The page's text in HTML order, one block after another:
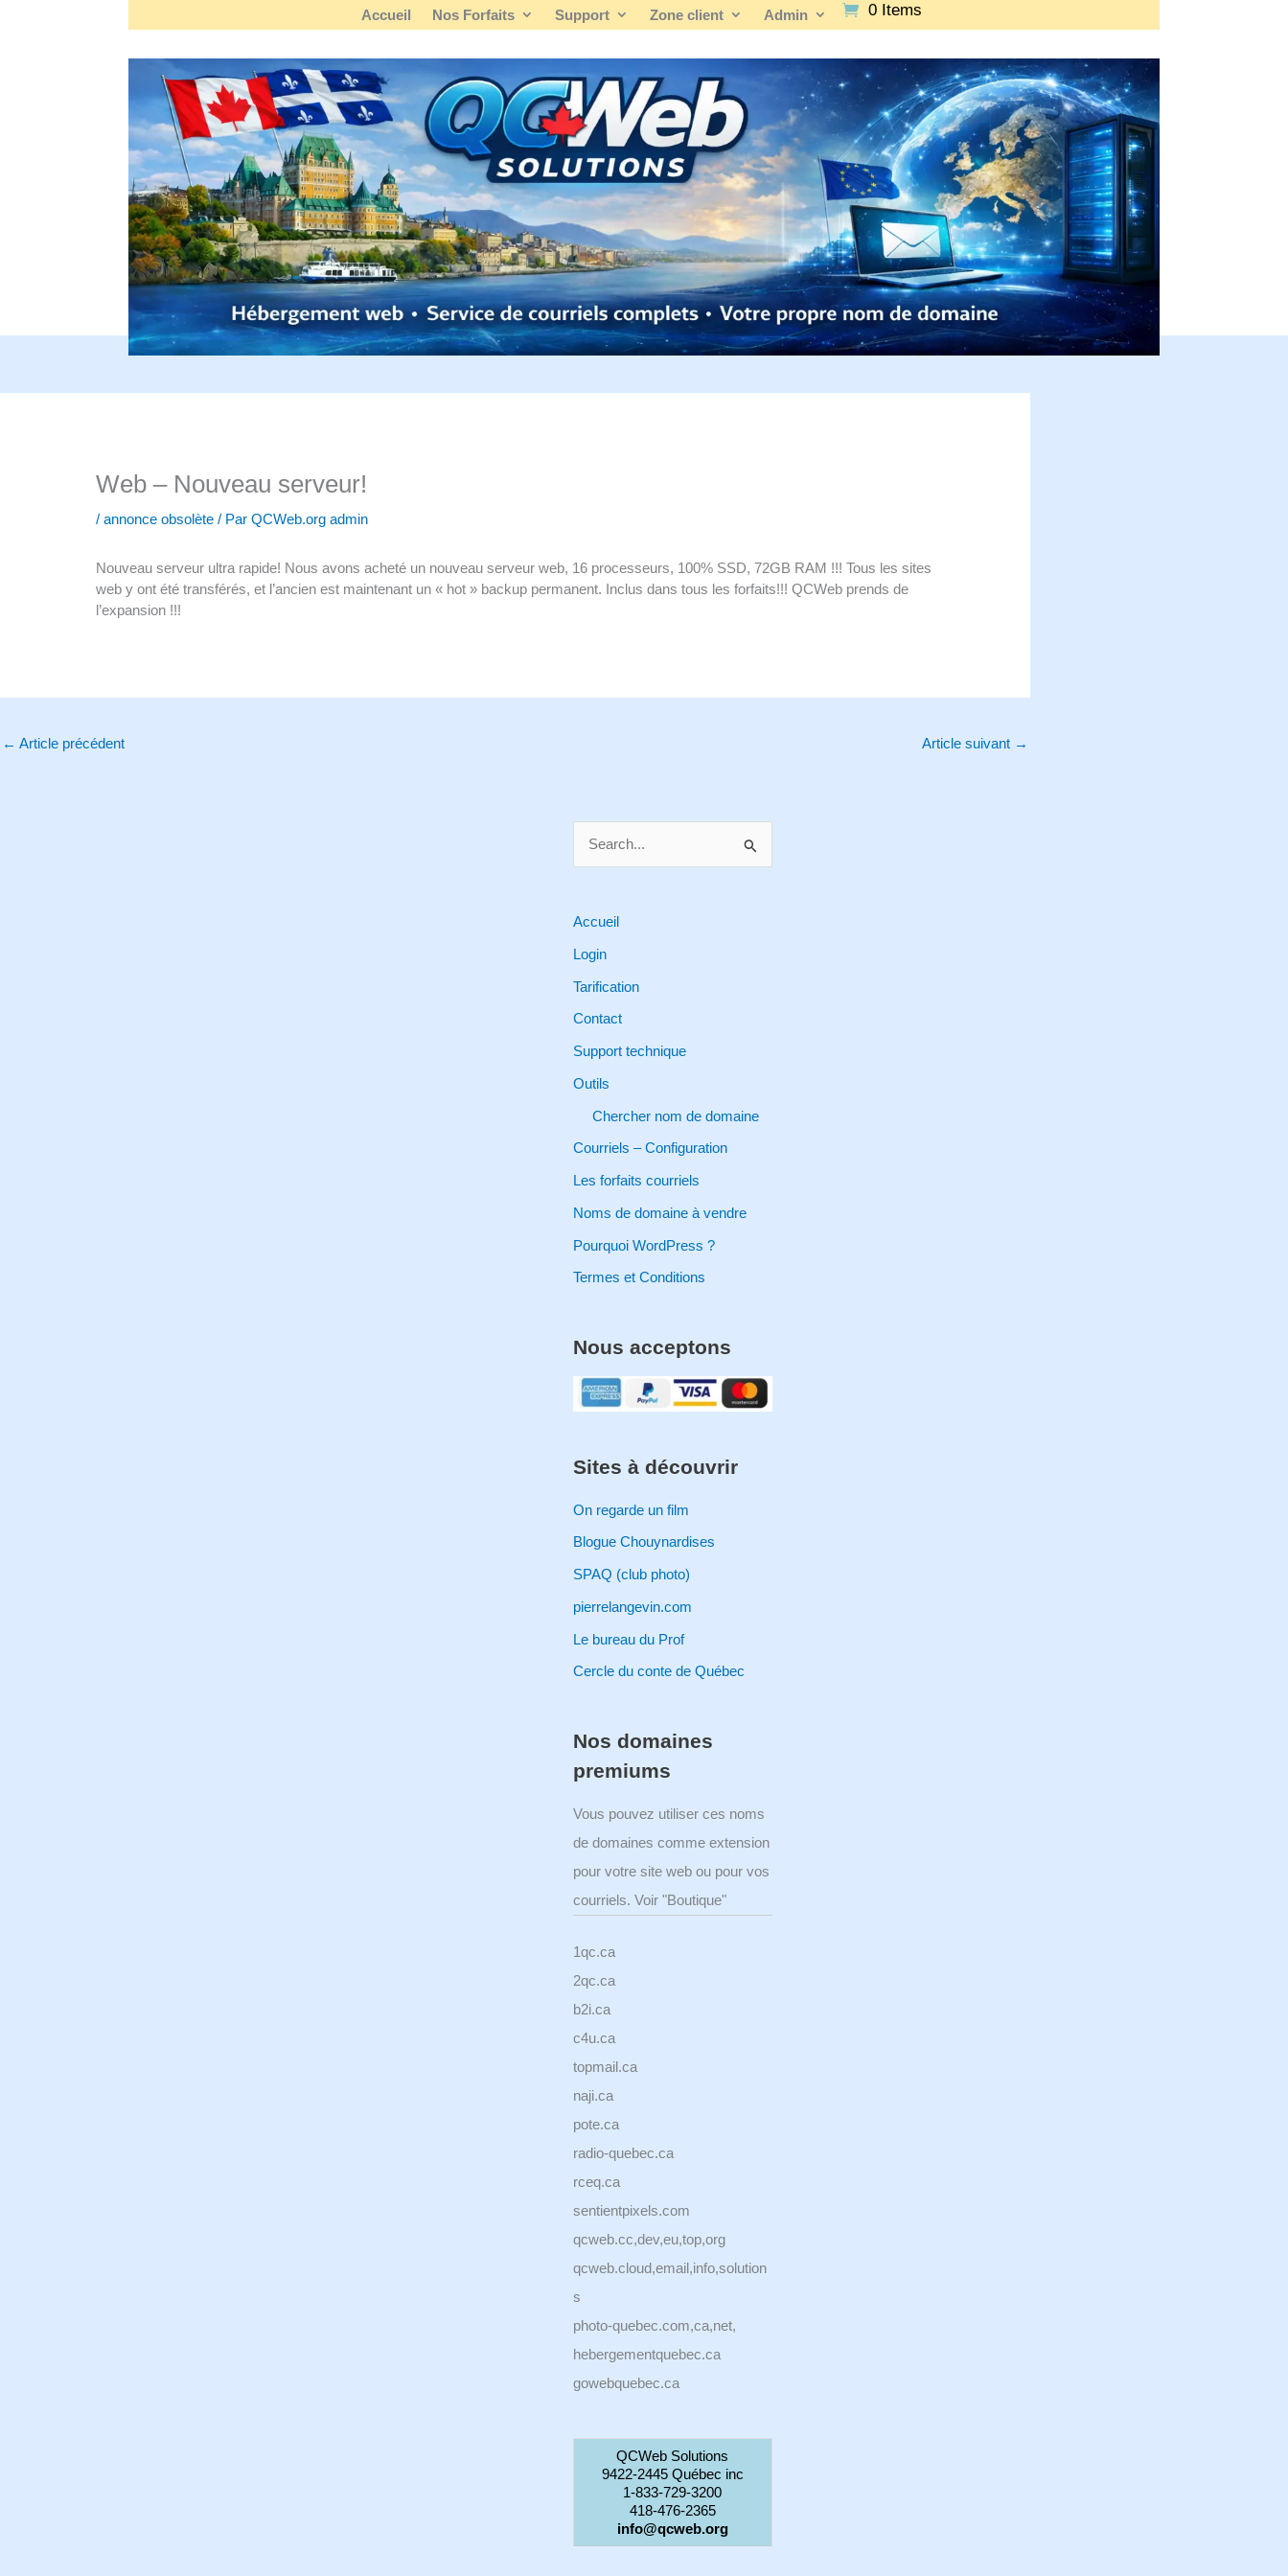
Accueil Nos Forfaits Support Zone client Admin 0 Items
Web – Nouveau serveur!
/annonce obsolète / ParQCWeb.org admin
Nouveau serveur ultra rapide! Nous avons acheté un nouveau serveur web, 16 processeurs, 100% SSD, 72GB RAM !!! Tous les sites
web y ont été transférés, et l’ancien est maintenant un « hot » backup permanent. Inclus dans tous les forfaits!!! QCWeb prends de
l’expansion !!!
← Article précédent Article suivant →
e
r
c
h
:
Accueil
Login
Tarification
Contact
Support technique
Outils
Chercher nom de domaine
Courriels – Configuration
Les forfaits courriels
Noms de domaine à vendre
Pourquoi WordPress ?
Termes et Conditions
Nous acceptons
Sites à découvrir
On regarde un film
Blogue Chouynardises
SPAQ (club photo)
pierrelangevin.com
Le bureau du Prof
Cercle du conte de Québec
Nos domaines
premiums
Vous pouvez utiliser ces noms
de domaines comme extension
pour votre site web ou pour vos
courriels. Voir "Boutique"
1qc.ca
2qc.ca
b2i.ca
c4u.ca
topmail.ca
naji.ca
pote.ca
radio-quebec.ca
rceq.ca
sentientpixels.com
qcweb.cc,dev,eu,top,org
qcweb.cloud,email,info,solution
s
photo-quebec.com,ca,net,
hebergementquebec.ca
gowebquebec.ca
QCWeb Solutions
9422-2445 Québec inc
1-833-729-3200
418-476-2365
info@qcweb.org